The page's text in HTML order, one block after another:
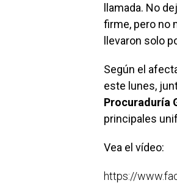
llamada. No
firme, pero no
llevaron solo
Según el
este lunes,
Procuraduría
principales
Vea el vídeo:
https://